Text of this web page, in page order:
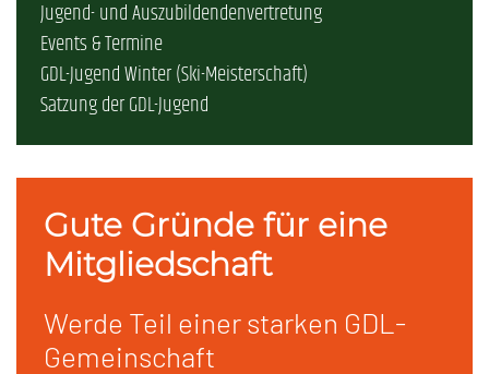
Jugend- und Auszubildendenvertretung
Events & Termine
GDL-Jugend Winter (Ski-Meisterschaft)
Satzung der GDL-Jugend
Gute Gründe für eine
Mitgliedschaft
Werde Teil einer starken GDL-
Gemeinschaft